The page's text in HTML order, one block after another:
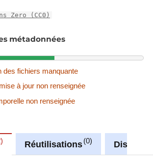
Zero (CC0)
métadonnées
des fichiers manquante
à jour non renseignée
non renseignée
Réutilisations 0